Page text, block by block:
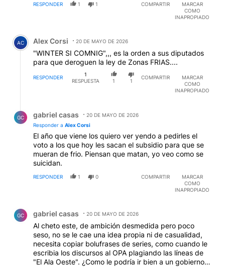
ms le interesa...
EDITADO
RESPONDER 1 1 COMPARTIR
MARCAR
COMO
INAPROPIADO
Comentario de Alex Corsi.
AC Alex Corsi 20 DE MAYO DE 2026
"WINTER SI COMNIG",,, es la orden a sus diputados
para que deroguen la ley de Zonas FRIAS....
RESPONDER
1
RESPUESTA
1 1
COMPARTIR
MARCAR
COMO
INAPROPIADO
GC gabriel casas
20 DE MAYO DE 2026
Responder a Alex Corsi
El año que viene los quiero ver yendo a pedirles el
voto a los que hoy les sacan el subsidio para que se
mueran de frio. Piensan que matan, yo veo como se
suicidan.
RESPONDER 1 0 COMPARTIR
MARCAR
COMO
INAPROPIADO
GC gabriel casas 20 DE MAYO DE 2026
Al cheto este, de ambición desmedida pero poco
seso, no se le cae una idea propia ni de casualidad,
necesita copiar bolufrases de series, como cuando le
escribia los discursos al OPA plagiando las líneas de
"El Ala Oeste". ¿Como le podría ir bien a un gobierno